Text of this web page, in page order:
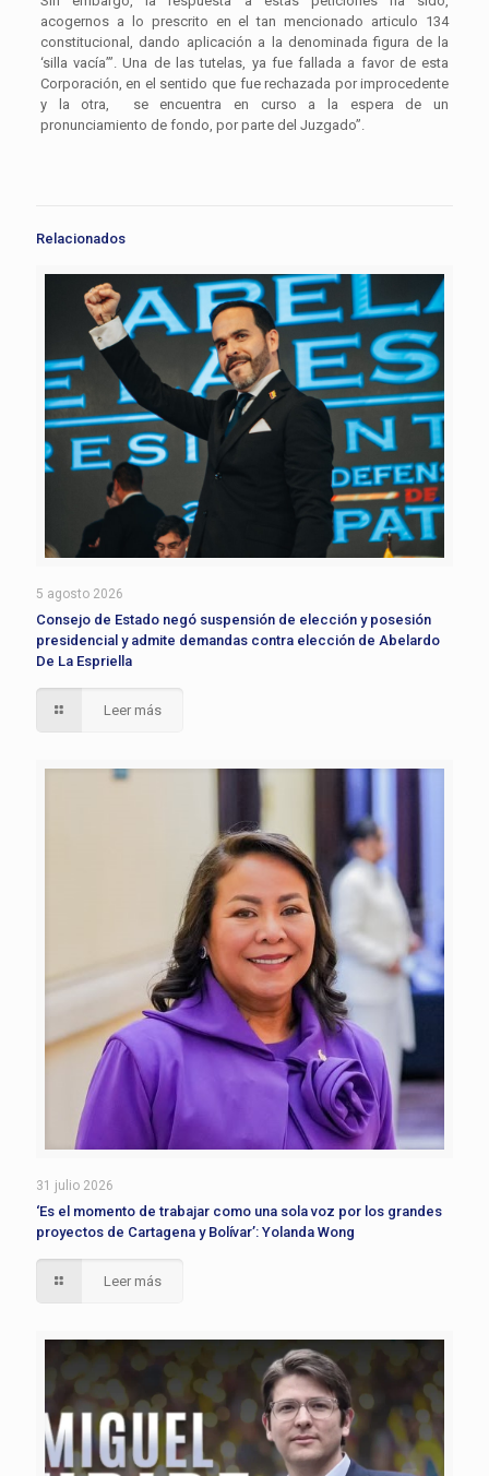
acogernos a lo prescrito en el tan mencionado articulo 134
constitucional, dando aplicación a la denominada figura de la
‘silla vacía’”. Una de las tutelas, ya fue fallada a favor de esta
Corporación, en el sentido que fue rechazada por improcedente
y la otra, se encuentra en curso a la espera de un
pronunciamiento de fondo, por parte del Juzgado”.
Relacionados
5 agosto 2026
Consejo de Estado negó suspensión de elección y posesión
presidencial y admite demandas contra elección de Abelardo
De La Espriella
Leer más
31 julio 2026
‘Es el momento de trabajar como una sola voz por los grandes
proyectos de Cartagena y Bolívar’: Yolanda Wong
Leer más